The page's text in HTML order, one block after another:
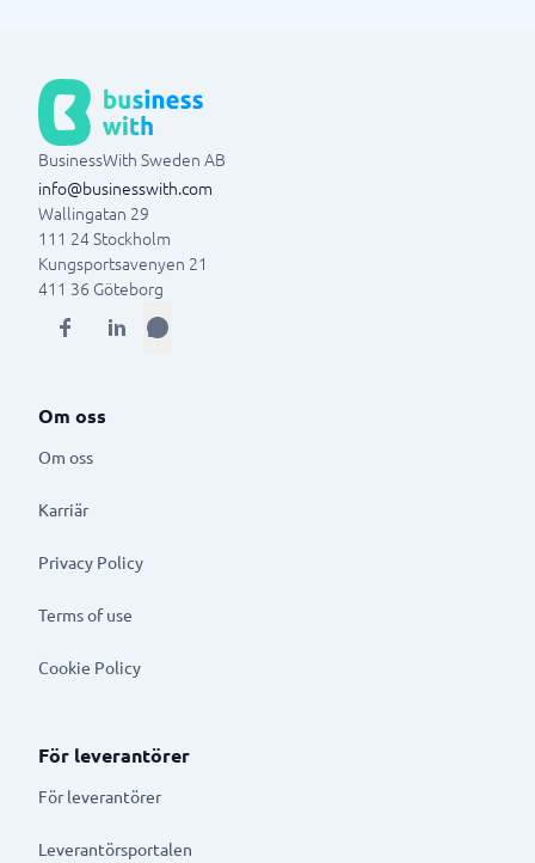
BusinessWith Sweden AB
info@businesswith.com
Wallingatan 29
111 24Stockholm
Kungsportsavenyen 21
411 36 Göteborg
Om oss
Om oss
Karriär
Privacy Policy
Terms of use
Cookie Policy
För leverantörer
För leverantörer
Leverantörsportalen